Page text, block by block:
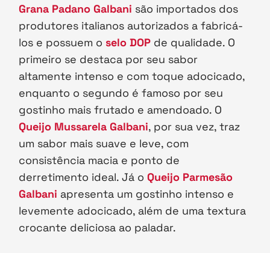
Grana Padano Galbani são importados dos
produtores italianos autorizados a fabricá-
los e possuem o selo DOP de qualidade. O
primeiro se destaca por seu sabor
altamente intenso e com toque adocicado,
enquanto o segundo é famoso por seu
gostinho mais frutado e amendoado. O
Queijo Mussarela Galbani, por sua vez, traz
um sabor mais suave e leve, com
consistência macia e ponto de
derretimento ideal. Já o Queijo Parmesão
Galbani apresenta um gostinho intenso e
levemente adocicado, além de uma textura
crocante deliciosa ao paladar.